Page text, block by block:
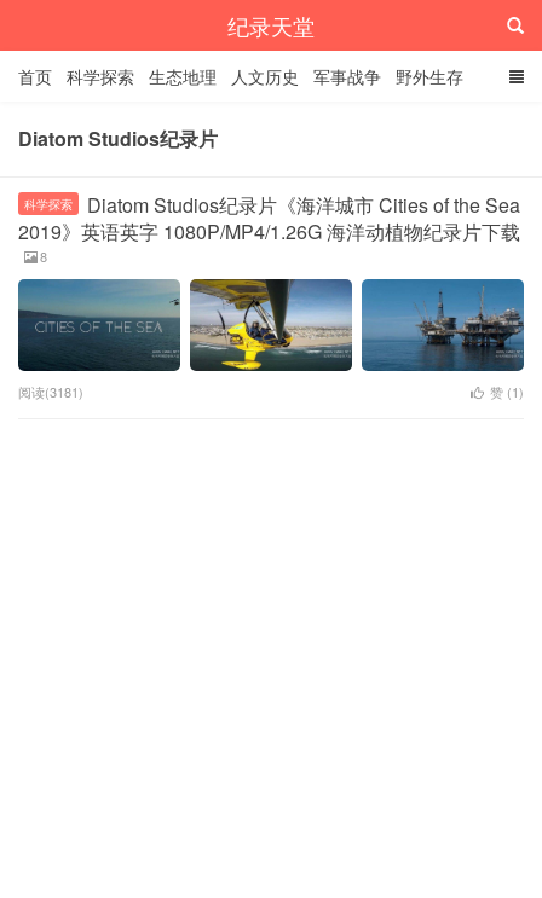
纪录天堂
首页 科学探索 生态地理 人文历史 军事战争 野外生存
经典纪录 4K纪录片 精品资源
Diatom Studios纪录片
科学探索
Diatom Studios纪录片《海洋城市 Cities of the Sea
2019》英语英字 1080P/MP4/1.26G 海洋动植物纪录片下载
8
阅读(3181) 赞 (1)